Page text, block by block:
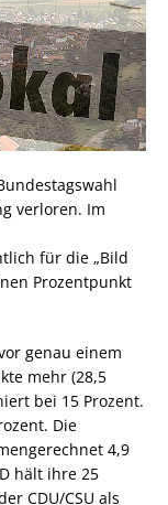
verloren. Im
für die „Bild
Prozentpunkt
genau einem
mehr (28,5
bei 15 Prozent.
Die
4,9
hält ihre 25
CDU/CSU als